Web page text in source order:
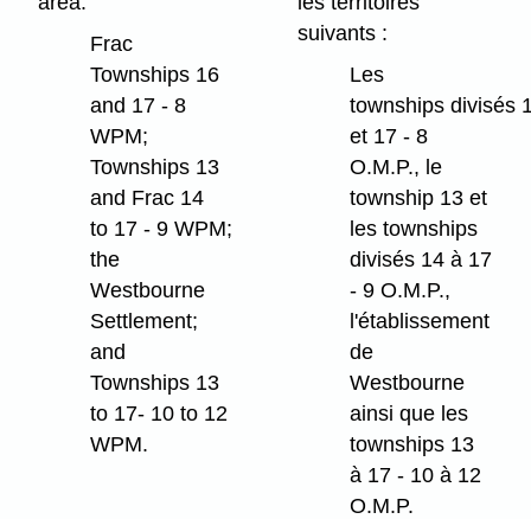
Frac
Townships 16
and 17 - 8
WPM;
Townships 13
and Frac 14
to 17 - 9 WPM;
the
Westbourne
Settlement;
and
Townships 13
to 17- 10 to 12
WPM.
suivants :
Les
townships divisés
et 17 - 8
O.M.P., le
township 13 et
les townships
divisés 14 à 17
- 9 O.M.P.,
l'établissement
de
Westbourne
ainsi que les
townships 13
à 17 - 10 à 12
O.M.P.